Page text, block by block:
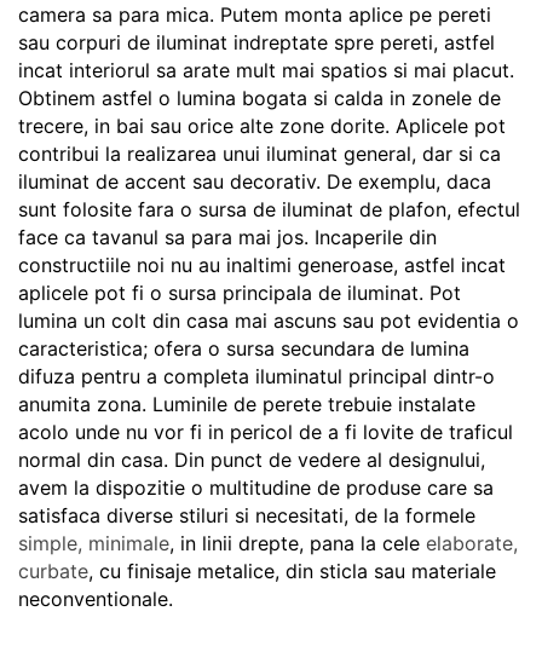
camera sa para mica. Putem monta aplice pe pereti
sau corpuri de iluminat indreptate spre pereti, astfel
incat interiorul sa arate mult mai spatios si mai placut.
Obtinem astfel o lumina bogata si calda in zonele de
trecere, in bai sau orice alte zone dorite. Aplicele pot
contribui la realizarea unui iluminat general, dar si ca
iluminat de accent sau decorativ. De exemplu, daca
sunt folosite fara o sursa de iluminat de plafon, efectul
face ca tavanul sa para mai jos. Incaperile din
constructiile noi nu au inaltimi generoase, astfel incat
aplicele pot fi o sursa principala de iluminat. Pot
lumina un colt din casa mai ascuns sau pot evidentia o
caracteristica; ofera o sursa secundara de lumina
difuza pentru a completa iluminatul principal dintr-o
anumita zona. Luminile de perete trebuie instalate
acolo unde nu vor fi in pericol de a fi lovite de traficul
normal din casa. Din punct de vedere al designului,
avem la dispozitie o multitudine de produse care sa
satisfaca diverse stiluri si necesitati, de la formele
simple, minimale, in linii drepte, pana la cele elaborate,
curbate, cu finisaje metalice, din sticla sau materiale
neconventionale.